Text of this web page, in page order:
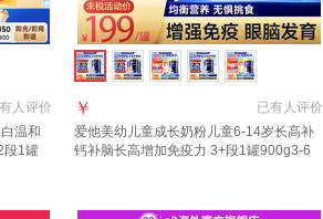
人评价
温和
段1罐
已有人评价
￥
爱他美幼儿童成长奶粉儿童6-14岁长高补
钙补脑长高增加免疫力 3+段1罐900g3-6